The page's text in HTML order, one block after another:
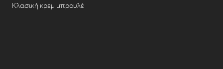
Κλασική κρεμ μπρουλέ